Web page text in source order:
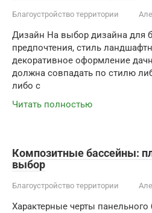
Благоустройство территории
Дизайн На выбор дизайна для
предпочтения, стиль
декоративное оформление
должна совпадать по стилю
либо с
Читать полностью
Композитные бассейны:
выбор
Благоустройство территории
Характерные черты панельного